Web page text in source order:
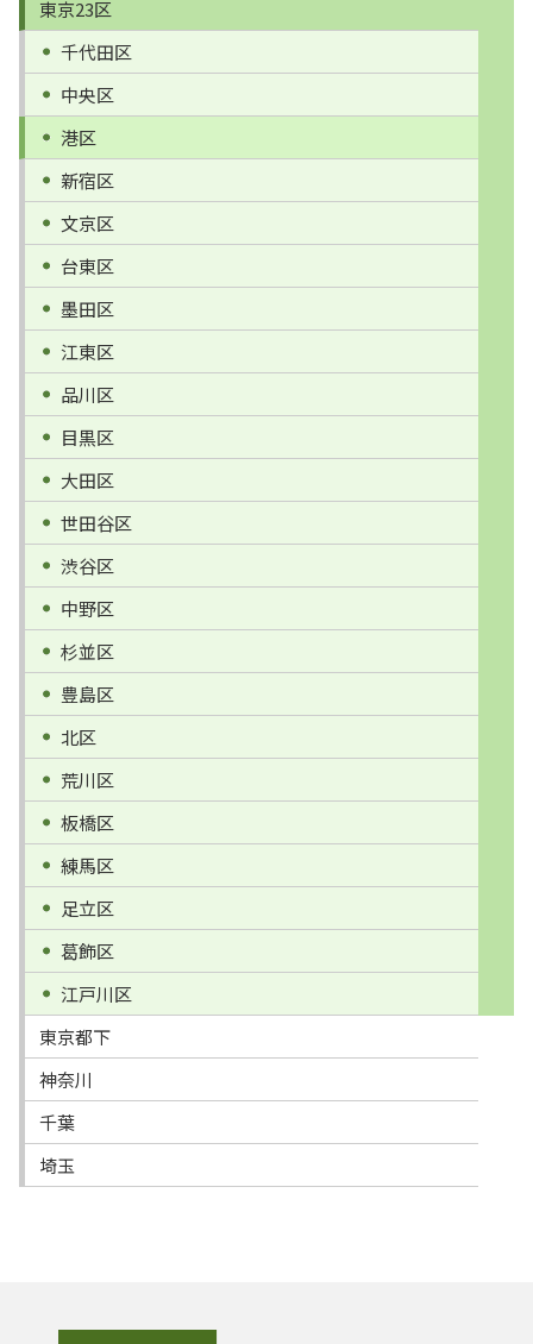
東京23区
千代田区
中央区
港区
新宿区
文京区
台東区
墨田区
江東区
品川区
目黒区
大田区
世田谷区
渋谷区
中野区
杉並区
豊島区
北区
荒川区
板橋区
練馬区
足立区
葛飾区
江戸川区
東京都下
神奈川
千葉
埼玉